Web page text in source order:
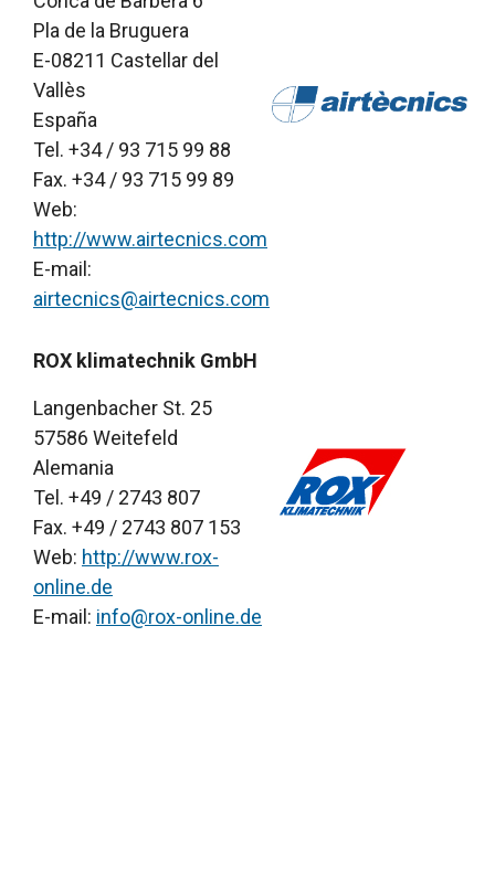
Pla de la Bruguera
E-08211 Castellar del
Vallès
España
Tel. +34 / 93 715 99 88
Fax. +34 / 93 715 99 89
Web:
http://www.airtecnics.com
E-mail:
airtecnics@airtecnics.com
ROX klimatechnik GmbH
Langenbacher St. 25
57586 Weitefeld
Alemania
Tel. +49 / 2743 807
Fax. +49 / 2743 807 153
Web: http://www.rox-
online.de
E-mail: info@rox-online.de